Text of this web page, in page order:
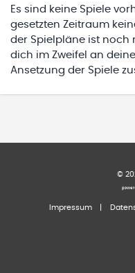
Es sind keine Spiele
gesetzten Zeitraum
der Spielpläne ist noch
dich im Zweifel an
Ansetzung der Spiele
©
Impressum